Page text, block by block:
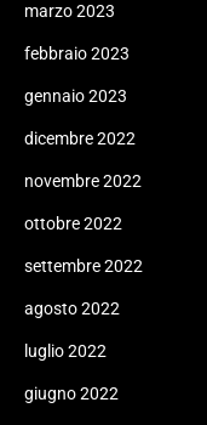
marzo 2023
febbraio 2023
gennaio 2023
dicembre 2022
novembre 2022
ottobre 2022
settembre 2022
agosto 2022
luglio 2022
giugno 2022